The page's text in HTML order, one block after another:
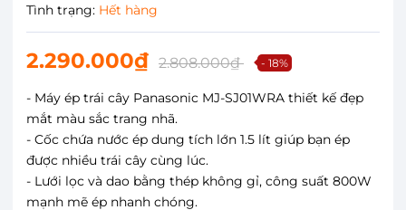
Tình trạng: Hết hàng
2.290.000₫ 2.808.000₫ - 18%
- Máy ép trái cây Panasonic MJ-SJ01WRA thiết kế đẹp
mắt màu sắc trang nhã.
- Cốc chứa nước ép dung tích lớn 1.5 lít giúp bạn ép
được nhiều trái cây cùng lúc.
- Lưới lọc và dao bằng thép không gỉ, công suất 800W
mạnh mẽ ép nhanh chóng.